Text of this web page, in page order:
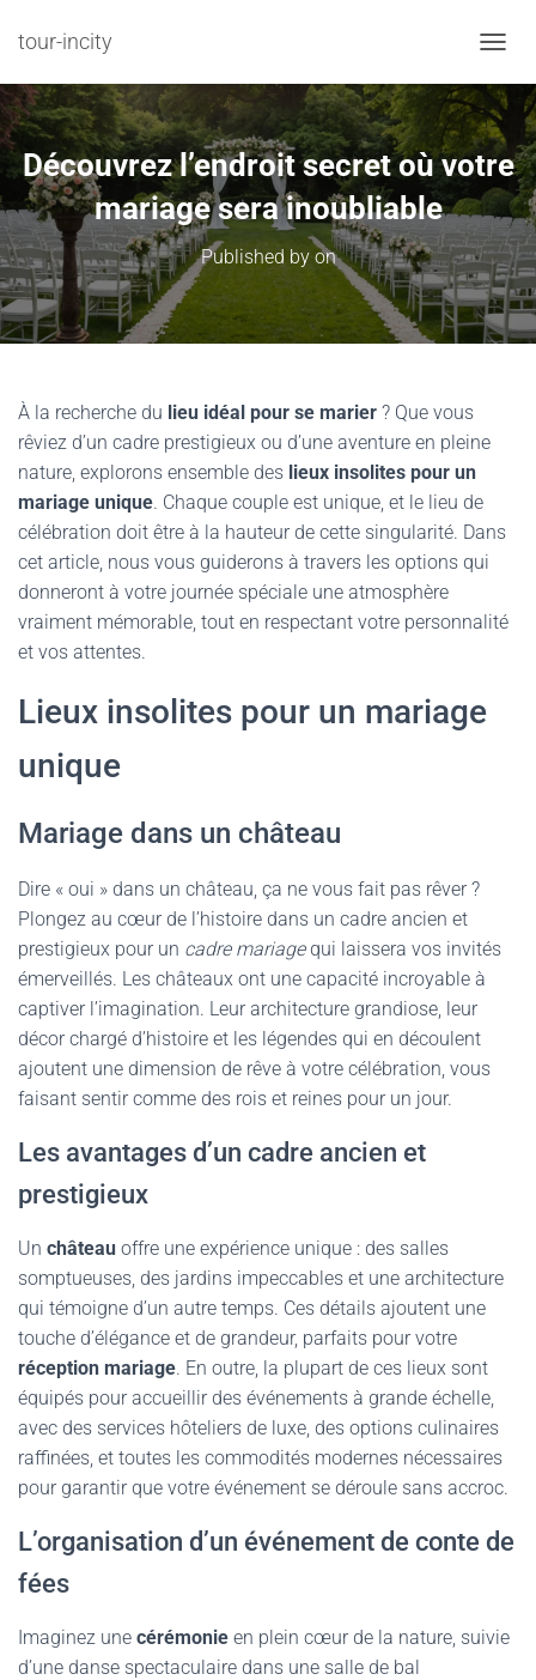
tour-incity
Découvrez l’endroit secret où votre
mariage sera inoubliable
Published by on
À la recherche du lieu idéal pour se marier ? Que vous
rêviez d’un cadre prestigieux ou d’une aventure en pleine
nature, explorons ensemble des lieux insolites pour un
mariage unique. Chaque couple est unique, et le lieu de
célébration doit être à la hauteur de cette singularité. Dans
cet article, nous vous guiderons à travers les options qui
donneront à votre journée spéciale une atmosphère
vraiment mémorable, tout en respectant votre personnalité
et vos attentes.
Lieux insolites pour un mariage
unique
Mariage dans un château
Dire « oui » dans un château, ça ne vous fait pas rêver ?
Plongez au cœur de l’histoire dans un cadre ancien et
prestigieux pour un cadre mariagequi laissera vos invités
émerveillés. Les châteaux ont une capacité incroyable à
captiver l’imagination. Leur architecture grandiose, leur
décor chargé d’histoire et les légendes qui en découlent
ajoutent une dimension de rêve à votre célébration, vous
faisant sentir comme des rois et reines pour un jour.
Les avantages d’un cadre ancien et
prestigieux
Un château offre une expérience unique : des salles
somptueuses, des jardins impeccables et une architecture
qui témoigne d’un autre temps. Ces détails ajoutent une
touche d’élégance et de grandeur, parfaits pour votre
réception mariage. En outre, la plupart de ces lieux sont
équipés pour accueillir des événements à grande échelle,
avec des services hôteliers de luxe, des options culinaires
raffinées, et toutes les commodités modernes nécessaires
pour garantir que votre événement se déroule sans accroc.
L’organisation d’un événement de conte de
fées
Imaginez une cérémonie en plein cœur de la nature, suivie
d’une danse spectaculaire dans une salle de bal